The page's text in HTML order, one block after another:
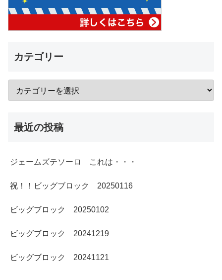
カテゴリー
最近の投稿
ジェームズテソーロ これは・・・
祝！！ビッグブロック 20250116
ビッグブロック 20250102
ビッグブロック 20241219
ビッグブロック 20241121